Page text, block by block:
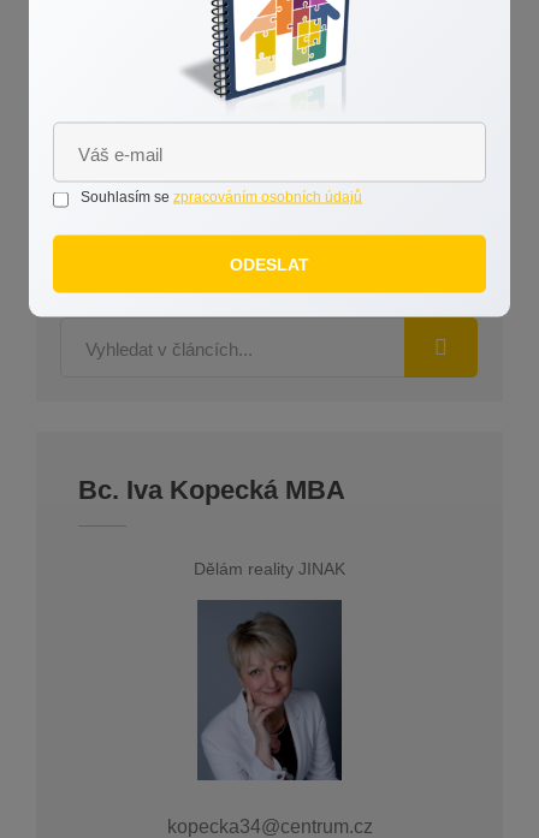
Záleží mi na odvedení špičkové práce a na
spokojenosti klienta. A dbám na svém dobrém jménu a
pověsti. Za mě pak hovoří reference spokojených
Vám. Pokud Vás cokoliv dalšího zajímá, neváhejte mě
kontaktovat. Ráda se s Vámi sejdu u kávy.
Bc. Iva Kopecká MBA
Dělám reality JINAK
kopecka34@centrum.cz
Souhlasím se zpracováním osobních údajů
ODESLAT